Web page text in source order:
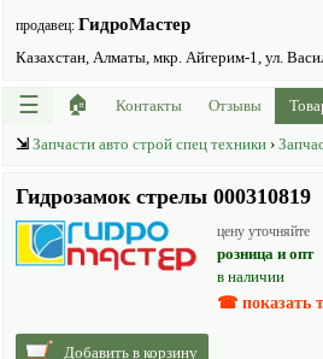
продавец: ГидроМастер
Казахстан, Алматы, мкр. Айгерим-1, ул.
☰ 🏠 Контакты Отзывы
⇲ Запчасти авто строй спец техники ›
Гидрозамок стрелы 000310819
цену уточняйте
розница и опт
в наличии
☎ показать
Добавить в корзину